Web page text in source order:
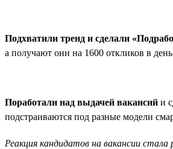
Подхватили тренд и сделали
а получают они на 1600 откликов в
Поработали над выдачей вакансий и
подстраиваются под разные модели
Реакция кандидатов на вакансии